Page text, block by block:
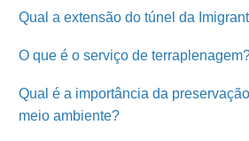
Qual a extensão do túnel da
O que é o serviço de
Qual é a importância da
meio ambiente?